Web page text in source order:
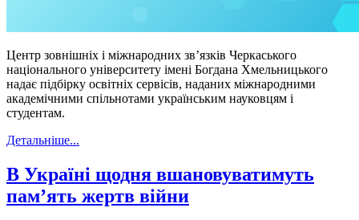
Центр зовнішніх і міжнародних зв’язків Черкаського
національного університету імені Богдана Хмельницького
надає підбірку освітніх сервісів, наданих міжнародними
академічними спільнотами українським науковцям і
студентам.
Детальніше...
В Україні щодня вшановуватимуть
пам’ять жертв війни